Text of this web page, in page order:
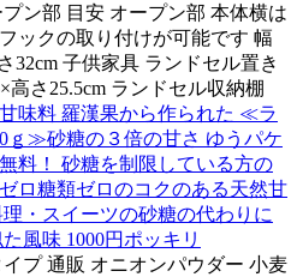
ン部 目安 オープン部 本体横は
ックの取り付けが可能です 幅
32cm 子供家具 ランドセル置き
高さ25.5cm ランドセル収納棚
味料 羅漢果から作られた ≪ラ
ｇ≫砂糖の３倍の甘さ ゆうパケ
料！ 砂糖を制限している方の
ロ糖類ゼロのコクのある天然甘
・スイーツの砂糖の代わりに
風味 1000円ポッキリ
プ 通販 オニオンパウダー 小麦